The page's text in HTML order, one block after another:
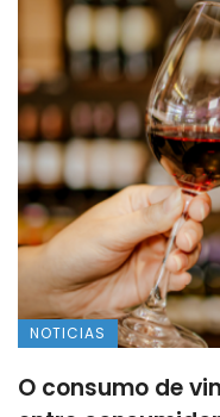
NOTICIAS
O consumo de